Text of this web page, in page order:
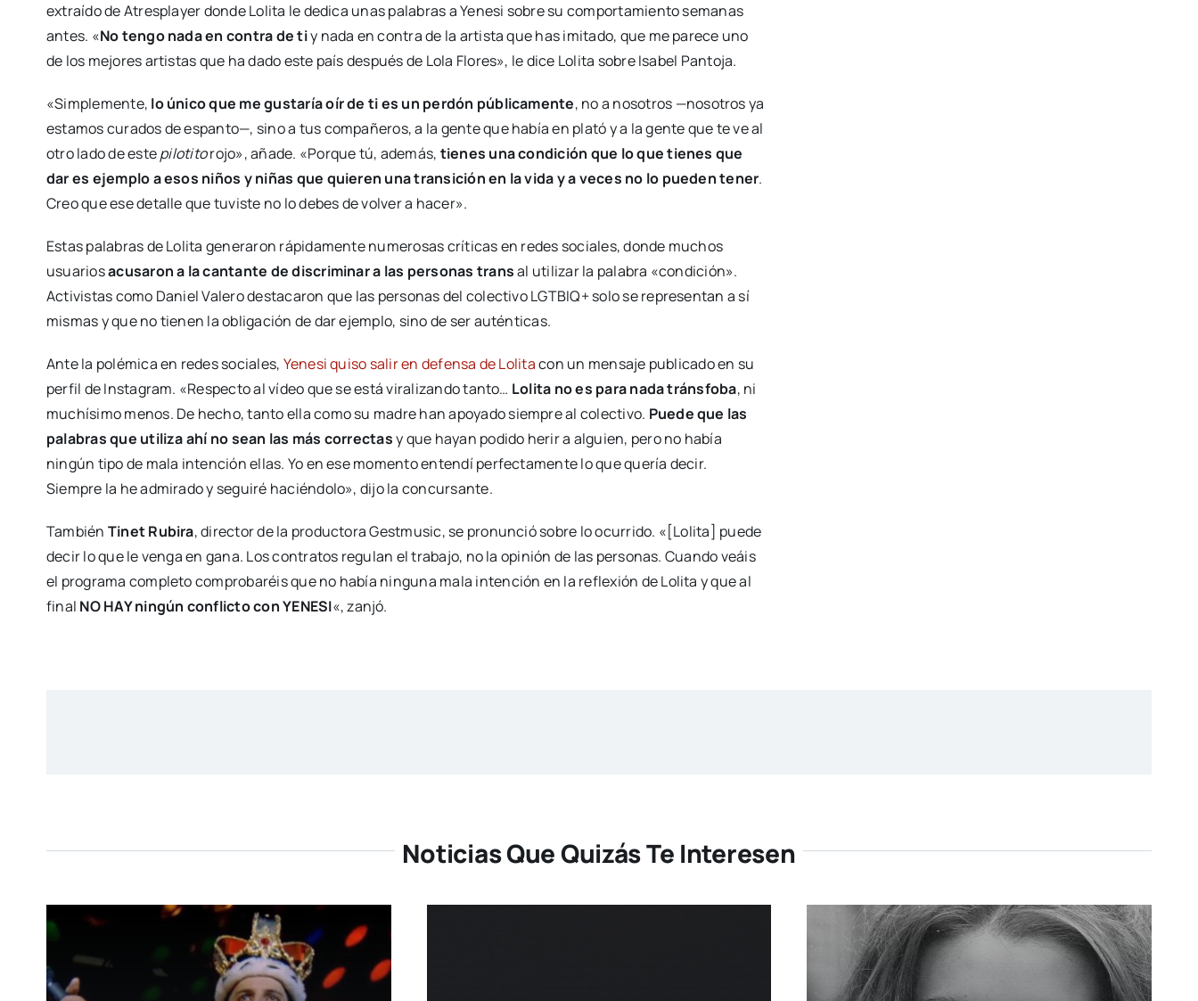
extraído de Atresplayer donde Lolita le dedica unas palabras a Yenesi sobre su comportamiento semanas
antes. «No tengo nada en contra de tiy nada en contra de la artista que has imitado, que me parece uno
de los mejores artistas que ha dado este país después de Lola Flores», le dice Lolita sobre Isabel Pantoja.
«Simplemente, lo único que me gustaría oír de ti es un perdón públicamente, no a nosotros —nosotros ya
estamos curados de espanto—, sino a tus compañeros, a la gente que había en plató y a la gente que te ve al
otro lado de estepilotitorojo», añade. «Porque tú, además, tienes una condición que lo que tienes que
dar es ejemplo a esos niños y niñas que quieren una transición en la vida y a veces no lo pueden tener.
Creo que ese detalle que tuviste no lo debes de volver a hacer».
Estas palabras de Lolita generaron rápidamente numerosas críticas en redes sociales, donde muchos
usuariosacusaron a la cantante de discriminar a las personas transal utilizar la palabra «condición».
Activistas como Daniel Valero destacaron que las personas del colectivo LGTBIQ+ solo se representan a sí
mismas y que no tienen la obligación de dar ejemplo, sino de ser auténticas.
Ante la polémica en redes sociales, Yenesi quiso salir en defensa de Lolitacon un mensaje publicado en su
perfil de Instagram. «Respecto al vídeo que se está viralizando tanto… Lolita no es para nada tránsfoba, ni
muchísimo menos. De hecho, tanto ella como su madre han apoyado siempre al colectivo. Puede que las
palabras que utiliza ahí no sean las más correctasy que hayan podido herir a alguien, pero no había
ningún tipo de mala intención ellas. Yo en ese momento entendí perfectamente lo que quería decir.
Siempre la he admirado y seguiré haciéndolo», dijo la concursante.
También Tinet Rubira, director de la productora Gestmusic, se pronunció sobre lo ocurrido. «[Lolita] puede
decir lo que le venga en gana. Los contratos regulan el trabajo, no la opinión de las personas. Cuando veáis
el programa completo comprobaréis que no había ninguna mala intención en la reflexión de Lolita y que al
final NO HAY ningún conflicto con YENESI«, zanjó.
Noticias Que Quizás Te Interesen